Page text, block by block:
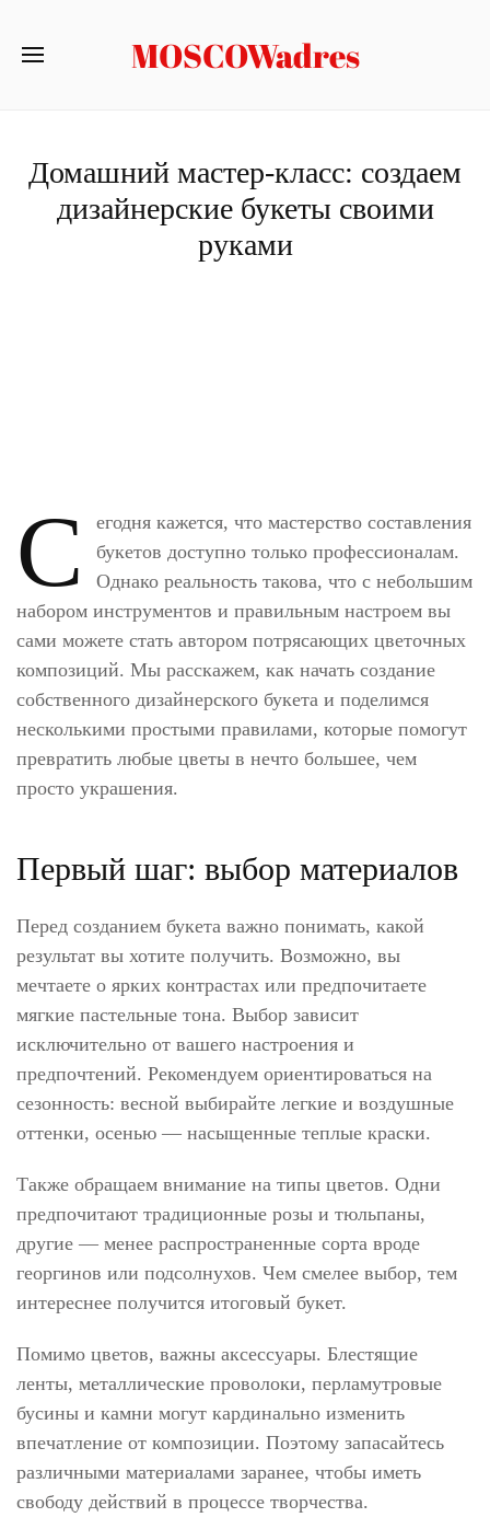
MOSCOWadres
Домашний мастер-класс: создаем
дизайнерские букеты своими
руками
С
егодня кажется, что мастерство составления
букетов доступно только профессионалам.
Однако реальность такова, что с небольшим
набором инструментов и правильным настроем вы
сами можете стать автором потрясающих цветочных
композиций. Мы расскажем, как начать создание
собственного дизайнерского букета и поделимся
несколькими простыми правилами, которые помогут
превратить любые цветы в нечто большее, чем
просто украшения.
Первый шаг: выбор материалов
Перед созданием букета важно понимать, какой
результат вы хотите получить. Возможно, вы
мечтаете о ярких контрастах или предпочитаете
мягкие пастельные тона. Выбор зависит
исключительно от вашего настроения и
предпочтений. Рекомендуем ориентироваться на
сезонность: весной выбирайте легкие и воздушные
оттенки, осенью — насыщенные теплые краски.
Также обращаем внимание на типы цветов. Одни
предпочитают традиционные розы и тюльпаны,
другие — менее распространенные сорта вроде
георгинов или подсолнухов. Чем смелее выбор, тем
интереснее получится итоговый букет.
Помимо цветов, важны аксессуары. Блестящие
ленты, металлические проволоки, перламутровые
бусины и камни могут кардинально изменить
впечатление от композиции. Поэтому запасайтесь
различными материалами заранее, чтобы иметь
свободу действий в процессе творчества.